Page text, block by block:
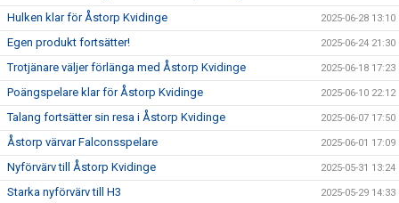
Hulken klar för Åstorp Kvidinge 2025-06-28 13:10
Egen produkt fortsätter! 2025-06-24 21:30
Trotjänare väljer förlänga med Åstorp Kvidinge 2025-06-18 17:23
Poängspelare klar för Åstorp Kvidinge 2025-06-10 22:12
Talang fortsätter sin resa i Åstorp Kvidinge 2025-06-07 17:50
Åstorp värvar Falconsspelare 2025-06-01 17:09
Nyförvärv till Åstorp Kvidinge 2025-05-31 13:24
Starka nyförvärv till H3 2025-05-29 14:33